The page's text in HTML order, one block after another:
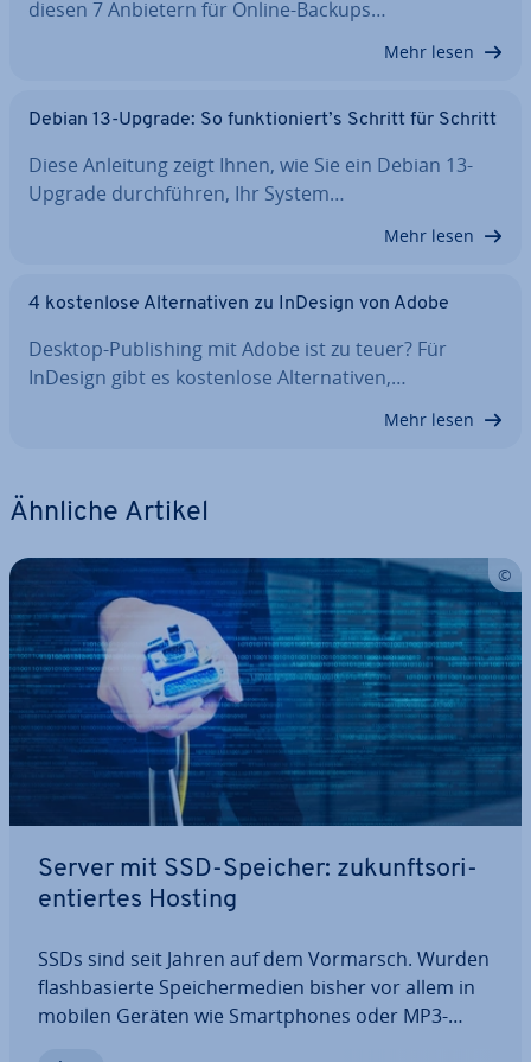
diesen 7 Anbietern für Online-Backups…
Mehr lesen
Debian 13-Upgrade: So funk­tio­niert’s Schritt für Schritt
Diese Anleitung zeigt Ihnen, wie Sie ein Debian 13-
Upgrade durch­füh­ren, Ihr System…
Mehr lesen
4 kos­ten­lo­se Al­ter­na­ti­ven zu InDesign von Adobe
Desktop-Pu­bli­shing mit Adobe ist zu teuer? Für
InDesign gibt es kos­ten­lo­se Al­ter­na­ti­ven,…
Mehr lesen
Ähnliche Artikel
Server mit SSD-Speicher: zu­kunfts­ori­
en­tier­tes Hosting
SSDs sind seit Jahren auf dem Vormarsch. Wurden
flash­ba­sier­te Spei­cher­me­di­en bisher vor allem in
mobilen Geräten wie Smart­phones oder MP3-